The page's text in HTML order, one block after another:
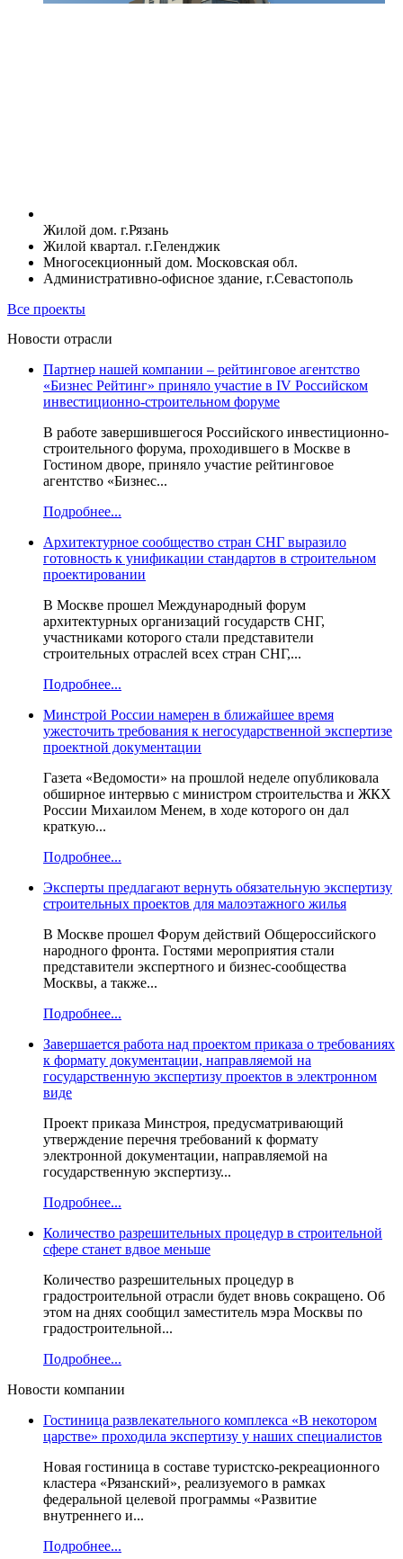
Жилой дом. г.Рязань
Жилой квартал. г.Геленджик
Многосекционный дом. Московская обл.
Административно-офисное здание, г.Севастополь
Все проекты
Новости отрасли
Партнер нашей компании – рейтинговое агентство
«Бизнес Рейтинг» приняло участие в IV Российском
инвестиционно-строительном форуме
В работе завершившегося Российского инвестиционно-
строительного форума, проходившего в Москве в
Гостином дворе, приняло участие рейтинговое
агентство «Бизнес...
Подробнее...
Архитектурное сообщество стран СНГ выразило
готовность к унификации стандартов в строительном
проектировании
В Москве прошел Международный форум
архитектурных организаций государств СНГ,
участниками которого стали представители
строительных отраслей всех стран СНГ,...
Подробнее...
Минстрой России намерен в ближайшее время
ужесточить требования к негосударственной экспертизе
проектной документации
Газета «Ведомости» на прошлой неделе опубликовала
обширное интервью с министром строительства и ЖКХ
России Михаилом Менем, в ходе которого он дал
краткую...
Подробнее...
Эксперты предлагают вернуть обязательную экспертизу
строительных проектов для малоэтажного жилья
В Москве прошел Форум действий Общероссийского
народного фронта. Гостями мероприятия стали
представители экспертного и бизнес-сообщества
Москвы, а также...
Подробнее...
Завершается работа над проектом приказа о требованиях
к формату документации, направляемой на
государственную экспертизу проектов в электронном
виде
Проект приказа Минстроя, предусматривающий
утверждение перечня требований к формату
электронной документации, направляемой на
государственную экспертизу...
Подробнее...
Количество разрешительных процедур в строительной
сфере станет вдвое меньше
Количество разрешительных процедур в
градостроительной отрасли будет вновь сокращено. Об
этом на днях сообщил заместитель мэра Москвы по
градостроительной...
Подробнее...
Новости компании
Гостиница развлекательного комплекса «В некотором
царстве» проходила экспертизу у наших специалистов
Новая гостиница в составе туристско-рекреационного
кластера «Рязанский», реализуемого в рамках
федеральной целевой программы «Развитие
внутреннего и...
Подробнее...